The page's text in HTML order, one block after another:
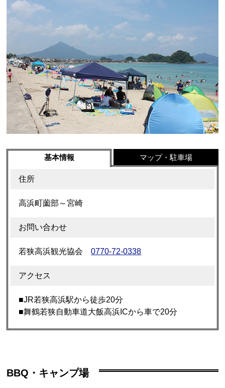
基本情報 マップ・駐車場
住所
高浜町薗部～宮崎
お問い合わせ
若狭高浜観光協会0770-72-0338
アクセス
■JR若狭高浜駅から徒歩20分
■舞鶴若狭自動車道大飯高浜ICから車で20分
BBQ・キャンプ場